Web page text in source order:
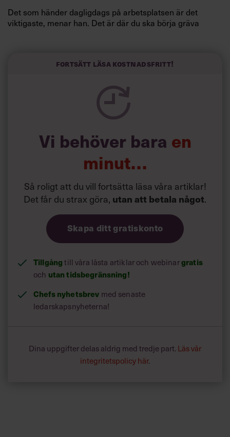
Det som händer dagligdags på arbetsplatsen är det
viktigaste, menar han. Det är där du ska börja gräva
och höjt arbetsglädjen på Google:
Fortsätt läsa kostnadsfritt!
Vi behöver bara en
minut…
Så roligt att du vill fortsätta läsa våra artiklar!
Det får du strax göra, utan att betala något.
Skapa ditt gratiskonto
Tillgångtill våra låsta artiklar och webinargratis
och utan tidsbegränsning!
Chefs nyhetsbrev med senaste
ledarskapsnyheterna!
Dina uppgifter delas aldrig med tredje part. Läs vår
integritetspolicy här.